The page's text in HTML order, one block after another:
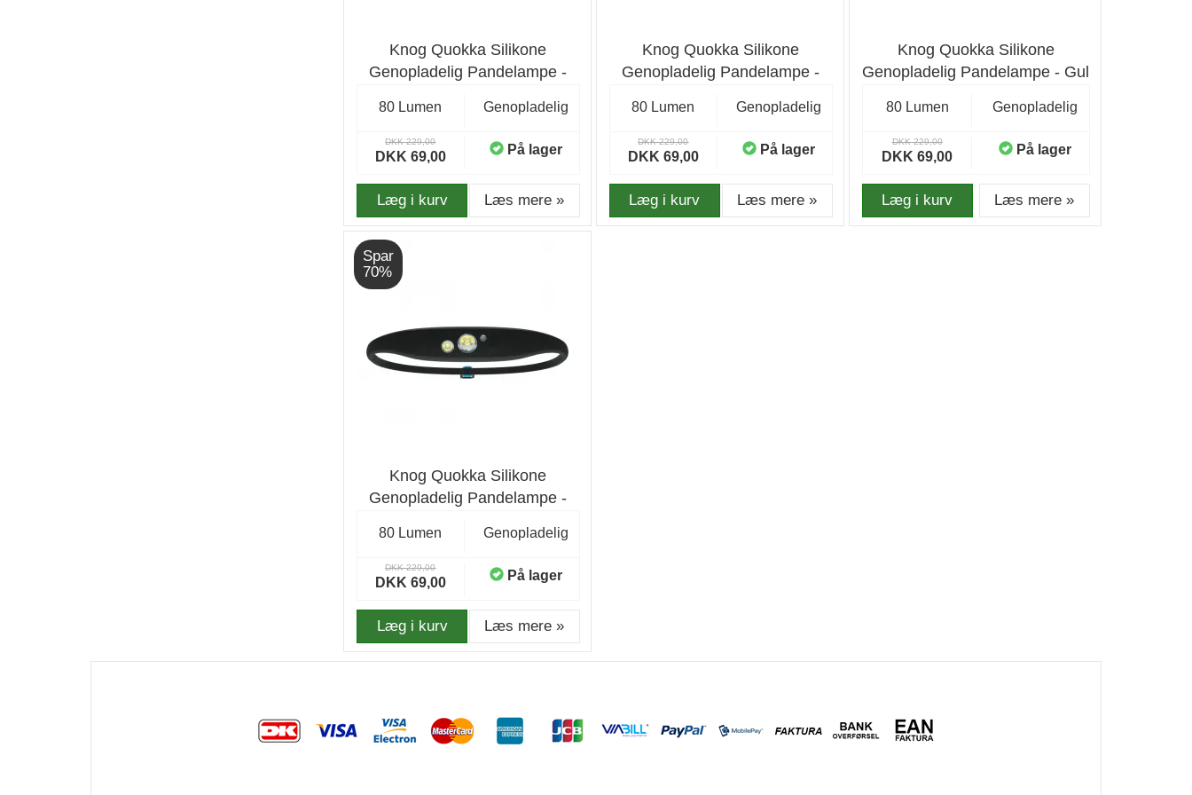
Knog Quokka Silikone
Genopladelig Pandelampe -
80 Lumen Genopladelig
DKK 229,00
DKK 69,00 På lager
Læg i kurv Læs mere »
Knog Quokka Silikone
Genopladelig Pandelampe -
80 Lumen Genopladelig
DKK 229,00
DKK 69,00 På lager
Læg i kurv Læs mere »
Knog Quokka Silikone
Genopladelig Pandelampe - Gul
80 Lumen Genopladelig
DKK 229,00
DKK 69,00 På lager
Læg i kurv Læs mere »
Spar
70%
Knog Quokka Silikone
Genopladelig Pandelampe -
80 Lumen Genopladelig
DKK 229,00
DKK 69,00 På lager
Læg i kurv Læs mere »